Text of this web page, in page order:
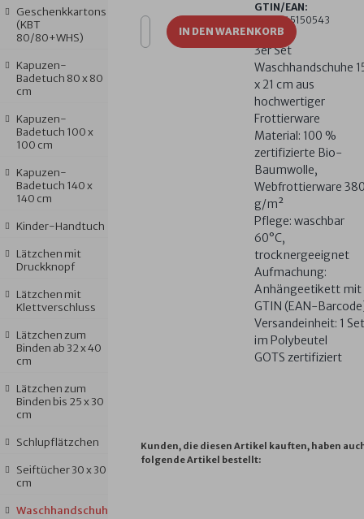
Geschenkkartons
(KBT
80/80+WHS)
Kapuzen-
Badetuch 80 x 80
cm
Kapuzen-
Badetuch 100 x
100 cm
Kapuzen-
Badetuch 140 x
140 cm
Kinder-Handtuch
Lätzchen mit
Druckknopf
Lätzchen mit
Klettverschluss
Lätzchen zum
Binden ab 32 x 40
cm
Lätzchen zum
Binden bis 25 x 30
cm
Schlupflätzchen
Seiftücher 30 x 30
cm
Waschhandschuh
GTIN/EAN:
4016245150543
3er Set
Waschhandschuhe
x 21 cm aus
hochwertiger
Frottierware
Material: 100 %
zertifizierte Bio-
Baumwolle,
Webfrottierware
g/m²
Pflege: waschbar
60°C,
trocknergeeignet
Aufmachung:
Anhängeetikett mit
GTIN (EAN-
Versandeinheit: 1 Set
im Polybeutel
GOTS zertifiziert
IN DEN WARENKORB
Kunden, die diesen Artikel kauften, haben
folgende Artikel bestellt: